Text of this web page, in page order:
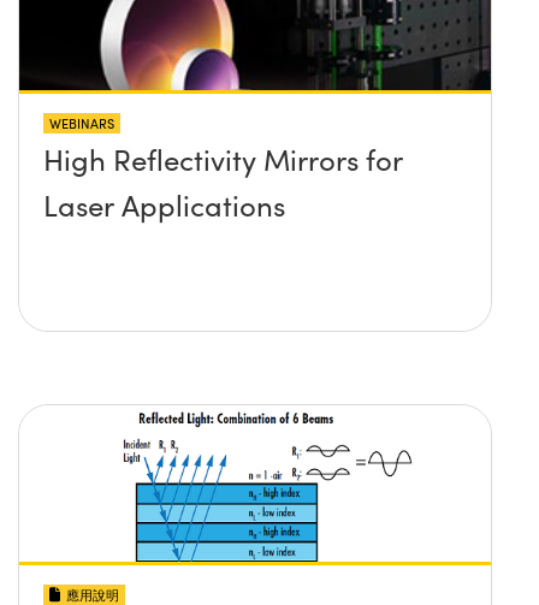
WEBINARS
High Reflectivity Mirrors for
Laser Applications
應用說明